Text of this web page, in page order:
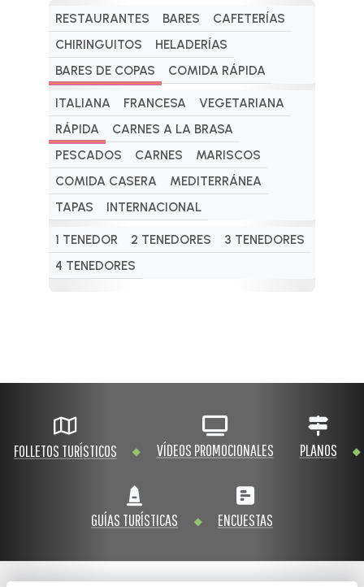
RESTAURANTES BARES
CAFETERÍAS
CHIRINGUITOS
HELADERÍAS
BARES DE COPAS
COMIDA RÁPIDA
ITALIANA FRANCESA
VEGETARIANA
RÁPIDA
CARNES A LA BRASA
PESCADOS
CARNES
MARISCOS
COMIDA CASERA
MEDITERRÁNEA
TAPAS
INTERNACIONAL
1 TENEDOR 2 TENEDORES
3 TENEDORES
4 TENEDORES
FOLLETOS TURÍSTICOS VÍDEOS PROMOCIONALES PLANOS
GUÍAS TURÍSTICAS ENCUESTAS